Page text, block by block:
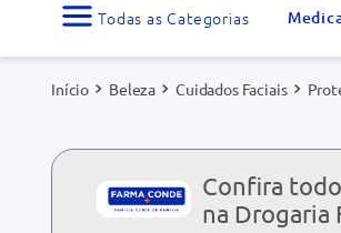
Beleza Cuidados Faciais
Confira
na Drogaria
1
5º